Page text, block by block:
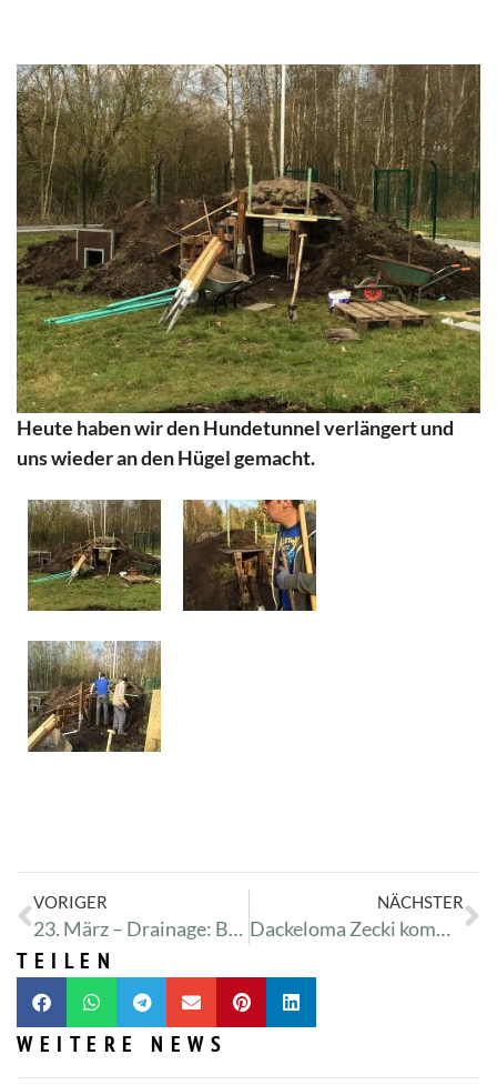
Heute haben wir den Hundetunnel verlängert und
uns wieder an den Hügel gemacht.
VORIGER
23. März – Drainage: Besucherbereich
NÄCHSTER
Dackeloma Zecki kommt ins Tierheim
TEILEN
WEITERE NEWS